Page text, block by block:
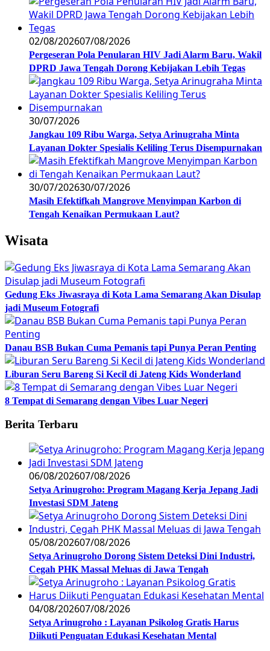
02/08/202607/08/2026
Pergeseran Pola Penularan HIV Jadi Alarm Baru, Wakil
DPRD Jawa Tengah Dorong Kebijakan Lebih Tegas
30/07/2026
Jangkau 109 Ribu Warga, Setya Arinugraha Minta
Layanan Dokter Spesialis Keliling Terus Disempurnakan
30/07/202630/07/2026
Masih Efektifkah Mangrove Menyimpan Karbon di
Tengah Kenaikan Permukaan Laut?
Wisata
Gedung Eks Jiwasraya di Kota Lama Semarang Akan Disulap
jadi Museum Fotografi
Danau BSB Bukan Cuma Pemanis tapi Punya Peran Penting
Liburan Seru Bareng Si Kecil di Jateng Kids Wonderland
8 Tempat di Semarang dengan Vibes Luar Negeri
Berita Terbaru
06/08/202607/08/2026
Setya Arinugroho: Program Magang Kerja Jepang Jadi
Investasi SDM Jateng
05/08/202607/08/2026
Setya Arinugroho Dorong Sistem Deteksi Dini Industri,
Cegah PHK Massal Meluas di Jawa Tengah
04/08/202607/08/2026
Setya Arinugroho : Layanan Psikolog Gratis Harus
Diikuti Penguatan Edukasi Kesehatan Mental